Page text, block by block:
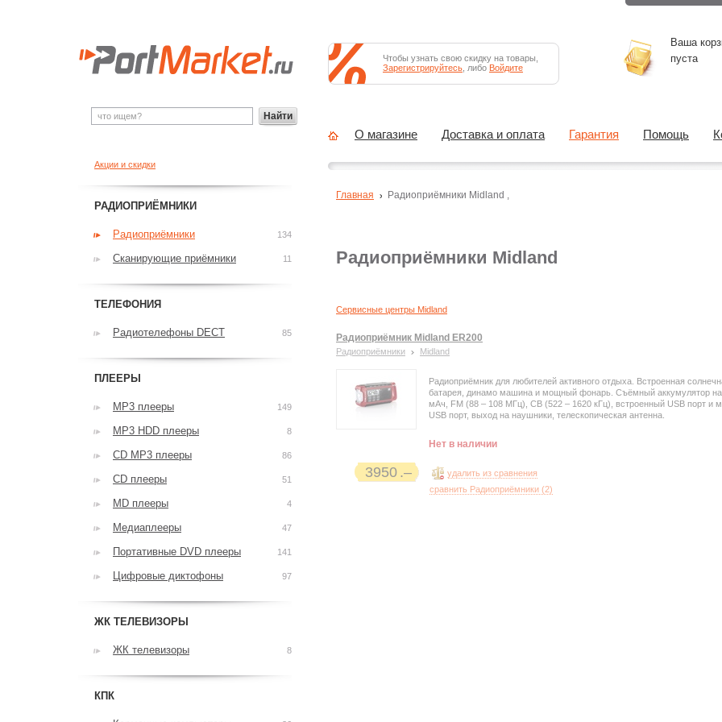
Радиоприёмники Midland
Сервисные центры Midland
Радиоприёмник Midland ER200
Радиоприёмники Midland
Радиоприёмник для любителей активного отдыха. Встроенная
батарея, динамо машина и мощный фонарь. Съёмный аккумулятор
мАч, FM (88 – 108 МГц), СВ (522 – 1620 кГц), встроенный USB порт и
USB порт, выход на наушники, телескопическая антенна.
Нет в наличии
3950
удалить из сравнения
сравнить Радиоприёмники (2)
Главная Радиоприёмники Midland ,
Акции и скидки
РАДИОПРИЁМНИКИ
Радиоприёмники 134
Сканирующие приёмники 11
ТЕЛЕФОНИЯ
Радиотелефоны DECT 85
ПЛЕЕРЫ
MP3 плееры 149
MP3 HDD плееры 8
CD MP3 плееры 86
CD плееры 51
MD плееры 4
Медиаплееры 47
Портативные DVD плееры 141
Цифровые диктофоны 97
ЖК ТЕЛЕВИЗОРЫ
ЖК телевизоры 8
КПК
Найти
Чтобы узнать свою скидку на товары,
Зарегистрируйтесь , либо Войдите
Ваша
пуста
О магазине Доставка и оплата Гарантия Помощь